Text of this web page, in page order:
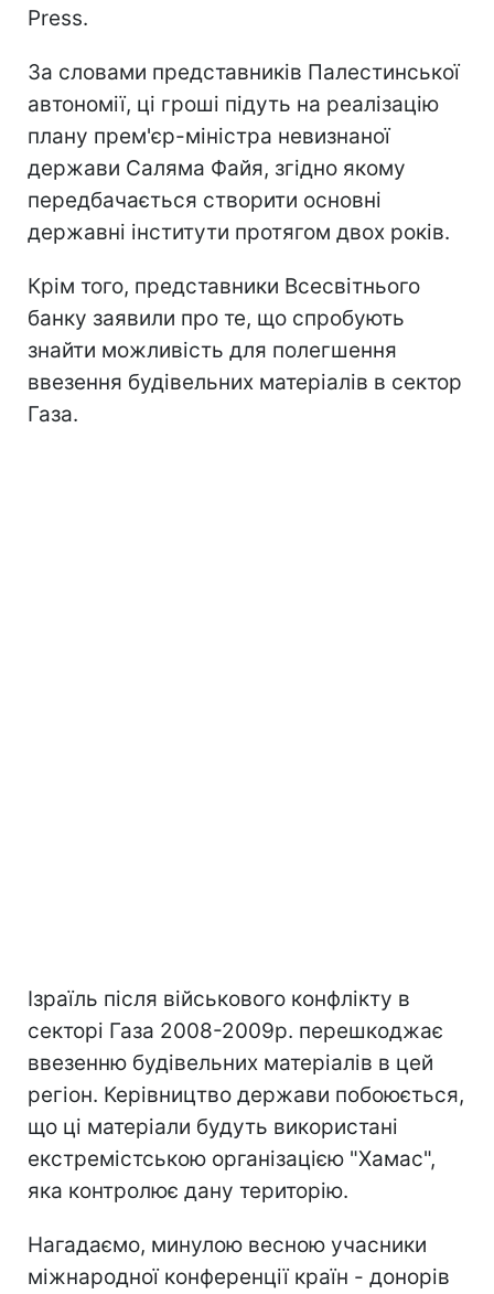
Press.
За словами представників Палестинської
автономії, ці гроші підуть на реалізацію
плану прем'єр-міністра невизнаної
держави Саляма Файя, згідно якому
передбачається створити основні
державні інститути протягом двох років.
Крім того, представники Всесвітнього
банку заявили про те, що спробують
знайти можливість для полегшення
ввезення будівельних матеріалів в сектор
Газа.
Ізраїль після військового конфлікту в
секторі Газа 2008-2009р. перешкоджає
ввезенню будівельних матеріалів в цей
регіон. Керівництво держави побоюється,
що ці матеріали будуть використані
екстремістською організацією "Хамас",
яка контролює дану територію.
Нагадаємо, минулою весною учасники
міжнародної конференції країн - донорів